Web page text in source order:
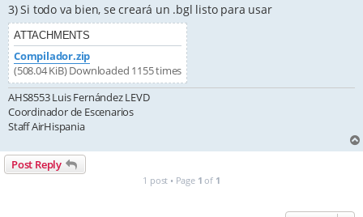
3) Si todo va bien, se creará un .bgl listo para usar
ATTACHMENTS
Compilador.zip
(508.04 KiB) Downloaded 1155 times
AHS8553 Luis Fernández LEVD
Coordinador de Escenarios
Staff AirHispania
Post Reply
1 post • Page 1 of 1